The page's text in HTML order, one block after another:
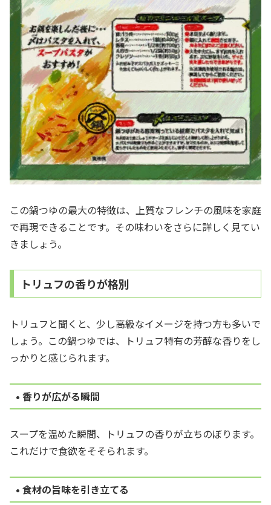
この鍋つゆの最大の特徴は、上質なフレンチの風味を家庭
で再現できることです。その味わいをさらに詳しく見てい
きましょう。
トリュフの香りが格別
トリュフと聞くと、少し高級なイメージを持つ方も多いで
しょう。この鍋つゆでは、トリュフ特有の芳醇な香りをし
っかりと感じられます。
• 香りが広がる瞬間
スープを温めた瞬間、トリュフの香りが立ちのぼります。
これだけで食欲をそそられます。
• 食材の旨味を引き立てる